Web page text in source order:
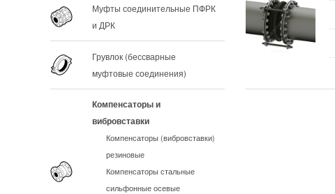
Муфты соединительные ПФРК
и ДРК
Грувлок (бессварные
муфтовые соединения)
Компенсаторы и
вибровставки
Компенсаторы (вибровставки)
резиновые
Компенсаторы стальные
сильфонные осевые